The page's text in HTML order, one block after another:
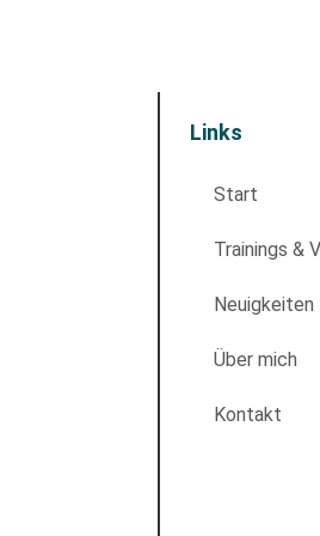
Links
Start
Trainings &
Neuigkeiten
Über mich
Kontakt